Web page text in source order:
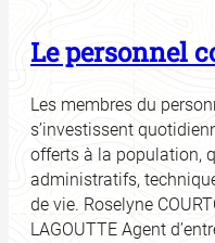
Le personnel
Les membres du
s’investissent
offerts à la population,
administratifs,
de vie. Roselyne
LAGOUTTE Agent